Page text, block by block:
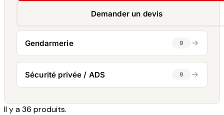
Demander un devis
Gendarmerie 9
Sécurité privée / ADS 9
Il y a 36 produits.